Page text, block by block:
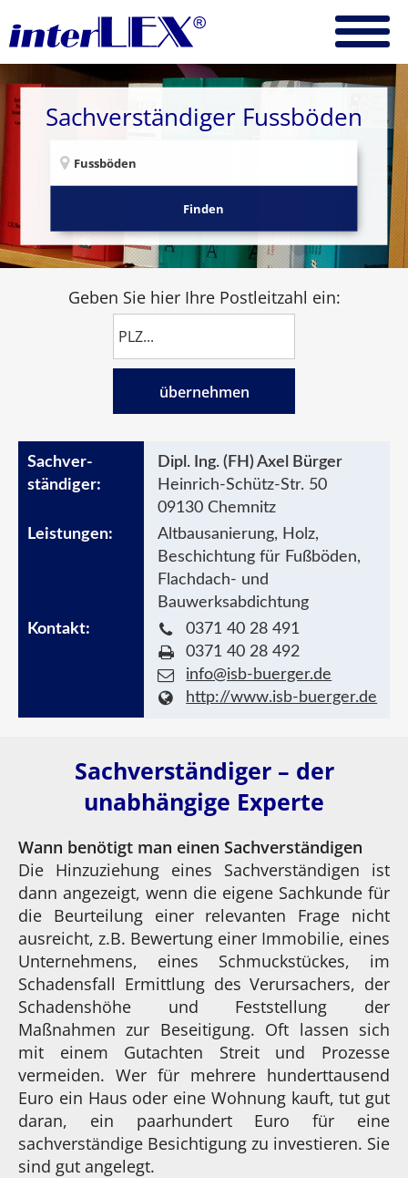
Sachverständiger Fussböden
Finden
Geben Sie hier Ihre Postleitzahl ein:
übernehmen
Dipl. Ing. (FH) Axel Bürger
Heinrich-Schütz-Str. 50
09130 Chemnitz
Altbausanierung, Holz,
Beschichtung für Fußböden,
Flachdach- und
Bauwerksabdichtung
0371 40 28 491
0371 40 28 492
info@isb-buerger.de
http://www.isb-buerger.de
Sachverständiger – der
unabhängige Experte
Wann benötigt man einen Sachverständigen
Die Hinzuziehung eines Sachverständigen ist
dann angezeigt, wenn die eigene Sachkunde für
die Beurteilung einer relevanten Frage nicht
ausreicht, z.B. Bewertung einer Immobilie, eines
Unternehmens, eines Schmuckstückes, im
Schadensfall Ermittlung des Verursachers, der
Schadenshöhe und Feststellung der
Maßnahmen zur Beseitigung. Oft lassen sich
mit einem Gutachten Streit und Prozesse
vermeiden. Wer für mehrere hunderttausend
Euro ein Haus oder eine Wohnung kauft, tut gut
daran, ein paarhundert Euro für eine
sachverständige Besichtigung zu investieren. Sie
sind gut angelegt.